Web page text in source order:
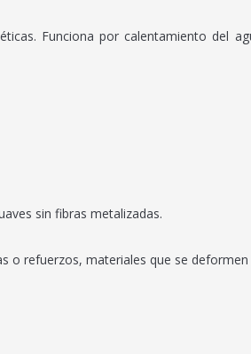
Funciona por calentamiento del
sin fibras metalizadas.
o refuerzos, materiales que se